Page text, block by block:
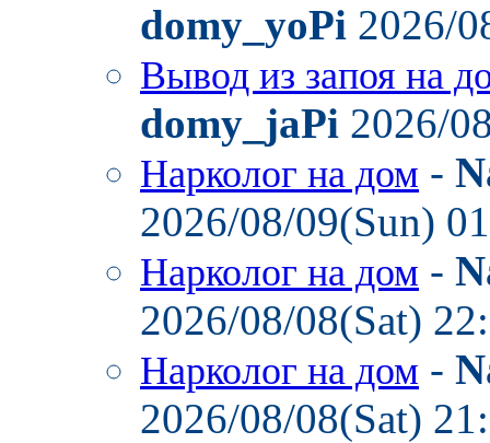
domy_yoPi 2026/
Вывод из запоя на
domy_jaPi 2026/
Нарколог на дом -
2026/08/09(Sun)
Нарколог на дом -
2026/08/08(Sat)
Нарколог на дом -
2026/08/08(Sat)